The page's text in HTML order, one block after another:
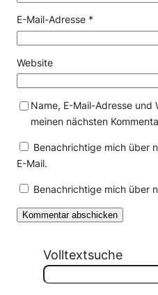
E-Mail-Adresse *
Website
Name, E-Mail-Adresse und
meinen nächsten
Benachrichtige mich über
E-Mail.
Benachrichtige mich über
Volltextsuche